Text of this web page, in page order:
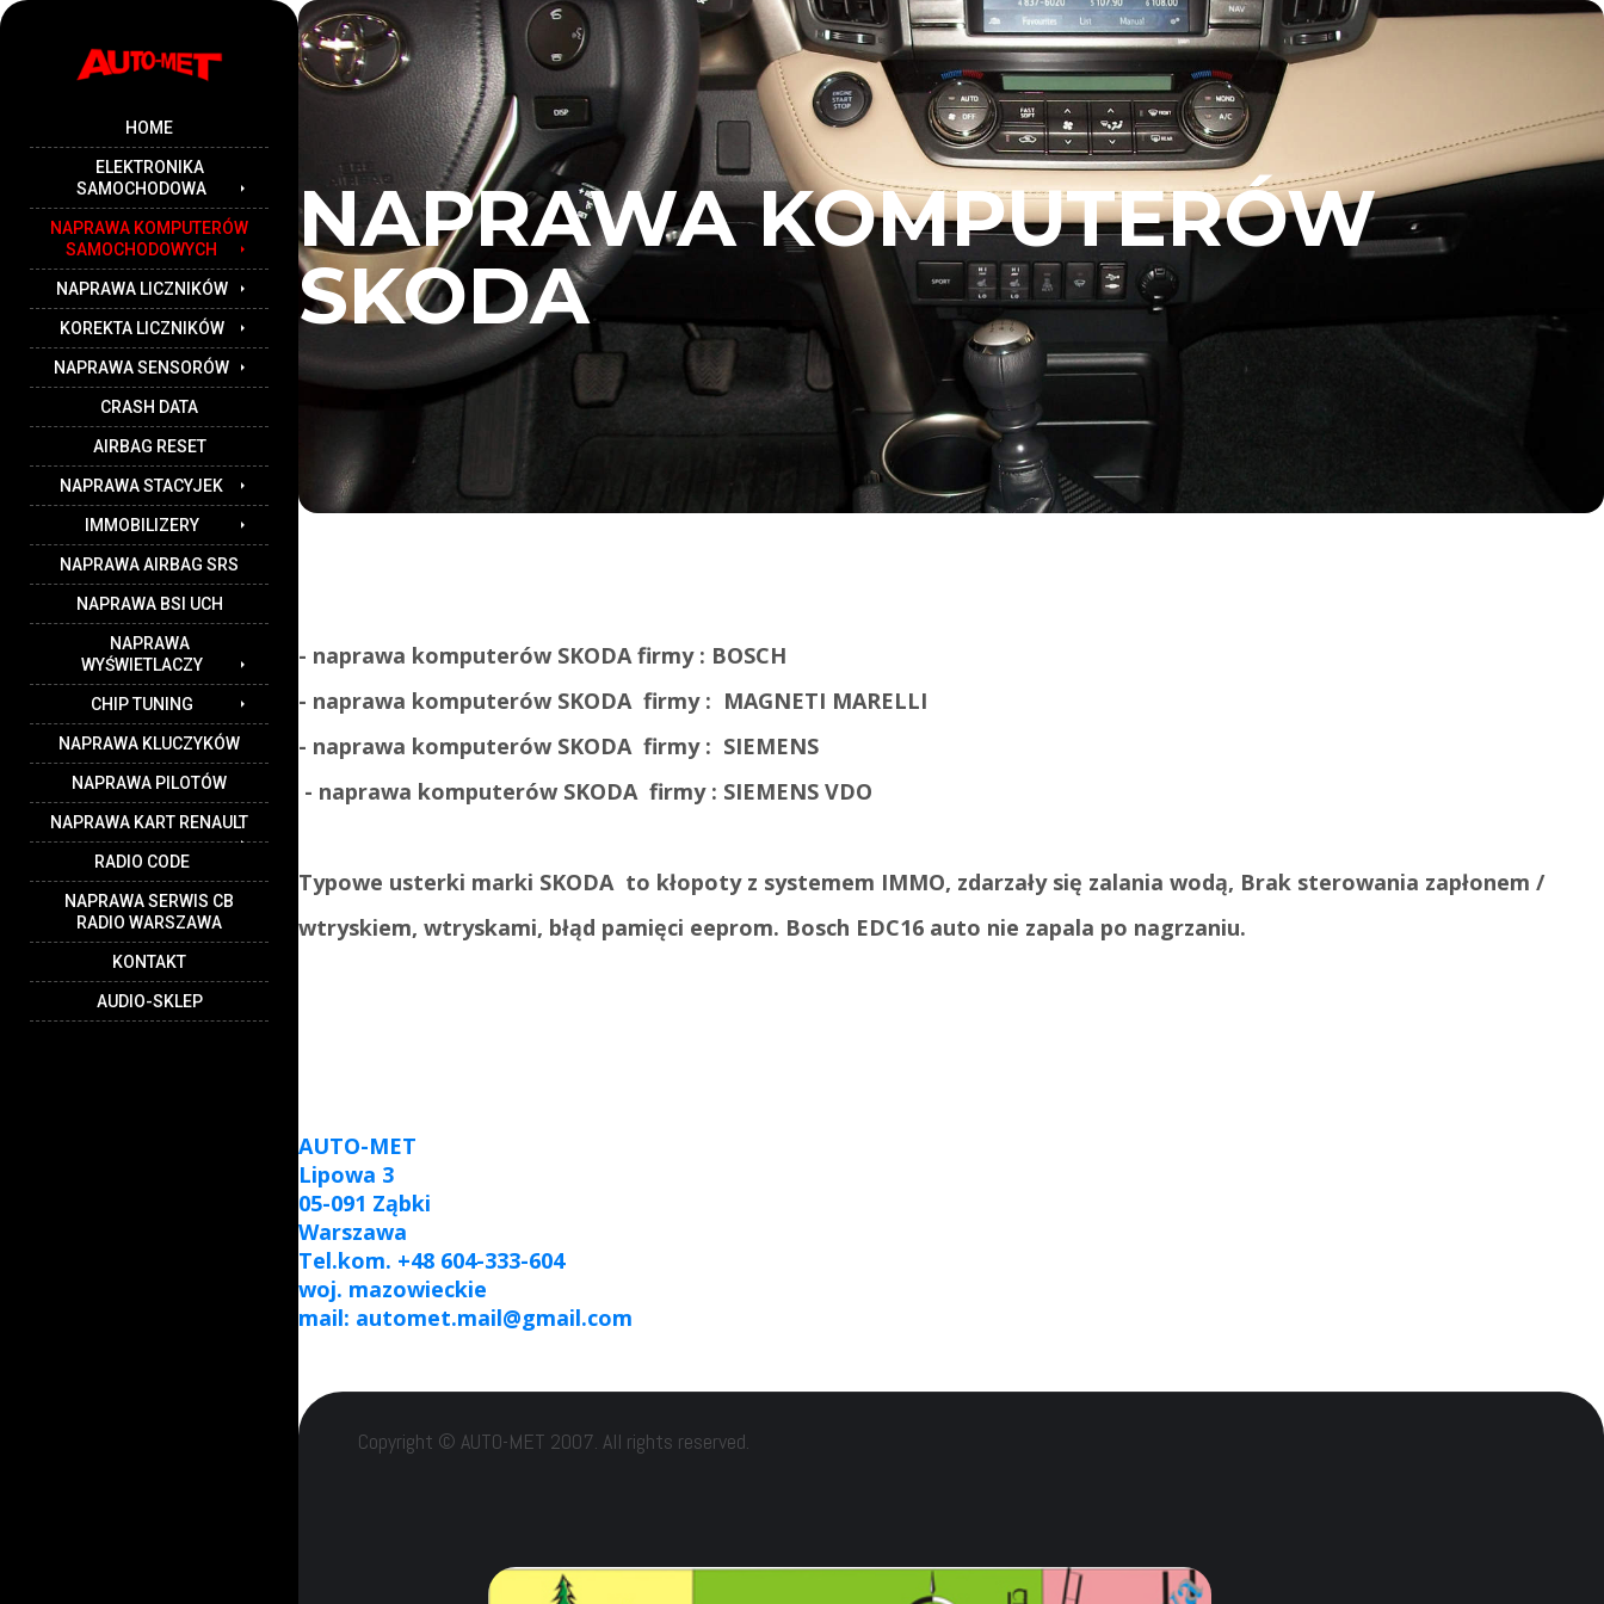
HOME
ELEKTRONIKA
SAMOCHODOWA
NAPRAWA KOMPUTERÓW
SAMOCHODOWYCH
NAPRAWA LICZNIKÓW
KOREKTA LICZNIKÓW
NAPRAWA SENSORÓW
CRASH DATA
AIRBAG RESET
NAPRAWA STACYJEK
IMMOBILIZERY
NAPRAWA AIRBAG SRS
NAPRAWA BSI UCH
NAPRAWA
WYŚWIETLACZY
CHIP TUNING
NAPRAWA KLUCZYKÓW
NAPRAWA PILOTÓW
NAPRAWA KART RENAULT
RADIO CODE
NAPRAWA SERWIS CB
RADIO WARSZAWA
KONTAKT
AUDIO-SKLEP
NAPRAWA KOMPUTERÓW
SKODA
- naprawa komputerów SKODAfirmy : BOSCH
- naprawa komputerów SKODA firmy : MAGNETI MARELLI
- naprawa komputerów SKODA firmy : SIEMENS
- naprawa komputerów SKODA firmy : SIEMENS VDO
Typowe usterki marki SKODA to kłopoty z systemem IMMO, zdarzały się zalania wodą, Brak sterowania zapłonem /
wtryskiem, wtryskami, błąd pamięci eeprom. Bosch EDC16 auto nie zapala po nagrzaniu.
AUTO-MET
Lipowa 3
05-091 Ząbki
Warszawa
Tel.kom. +48 604-333-604
woj. mazowieckie
mail: automet.mail@gmail.com
Copyright © AUTO-MET 2007. All rights reserved.